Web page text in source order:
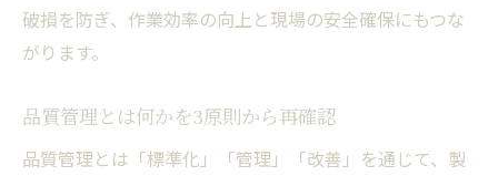
破損を防ぎ、作業効率の向上と現場の安全確保にもつな
がります。
品質管理とは何かを3原則から再確認
品質管理とは「標準化」「管理」「改善」を通じて、製